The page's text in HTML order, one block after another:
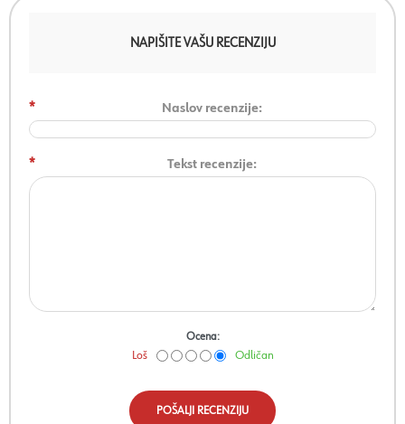
NAPIŠITE VAŠU RECENZIJU
Naslov recenzije:
*
Tekst recenzije:
*
Ocena:
Loš Odličan
POŠALJI RECENZIJU